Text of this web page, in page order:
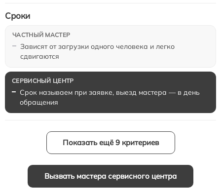
Зависят от загрузки одного человека и легко
сдвигаются
Сроки
Срок называем при заявке, выезд мастера — в день
обращения
Показать ещё 9 критериев
Вызвать мастера сервисного центра